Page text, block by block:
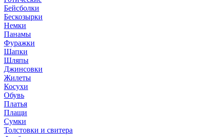
Бейсболки
Бескозырки
Немки
Панамы
Фуражки
Шапки
Шляпы
Джинсовки
Жилеты
Косухи
Обувь
Платья
Плащи
Сумки
Толстовки и свитера